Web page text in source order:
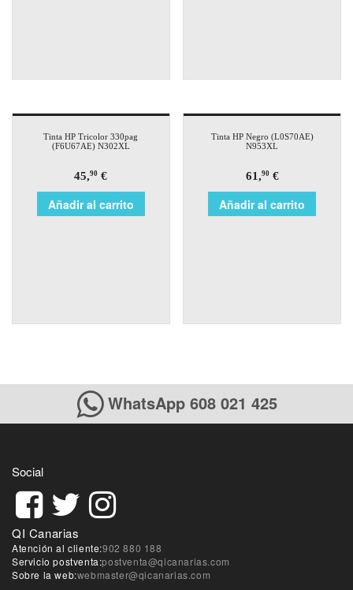
Tinta HP Tricolor 330pag
(F6U67AE) N302XL
45,90 €
Añadir al carrito
Tinta HP Negro (L0S70AE)
N953XL
61,90€
Añadir al carrito
WhatsApp 608 021 425
Social
QI Canarias
Atención al cliente:902 880 188
Servicio postventa:postventa@qicanarias.com
Sobre la web:webmaster@qicanarias.com